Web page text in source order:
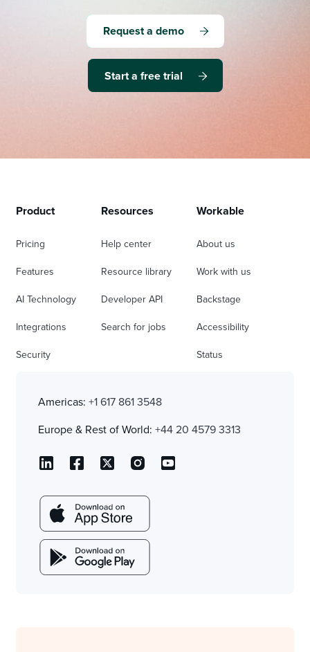
Request a demo
Start a free trial
Product
Pricing
Features
AI Technology
Integrations
Security
Resources
Help center
Resource library
Developer API
Search for jobs
Workable
About us
Work with us
Backstage
Accessibility
Status
Americas: +1 617 861 3548
Europe & Rest of World: +44 20 4579 3313